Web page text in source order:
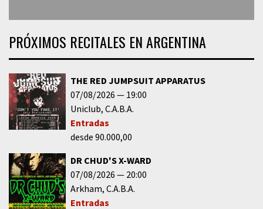
PRÓXIMOS RECITALES EN ARGENTINA
THE RED JUMPSUIT APPARATUS
07/08/2026
19:00
Uniclub C.A.B.A.
Entradas
desde 90.000,00
DR CHUD'S X-WARD
07/08/2026
20:00
Arkham C.A.B.A.
Entradas